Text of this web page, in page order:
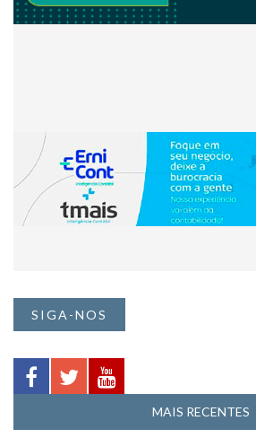
SIGA-NOS
MAIS RECENTES